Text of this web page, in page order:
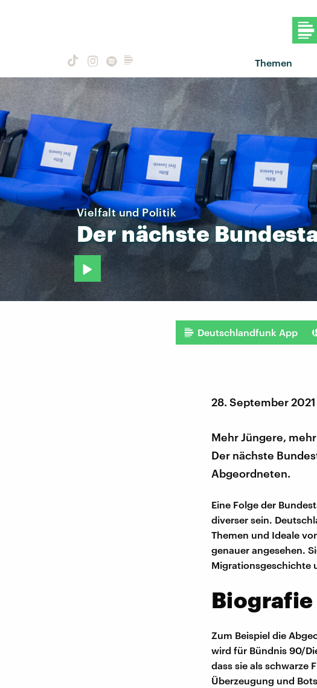
Themen
Vielfalt und Politik
Dernächste
Deutschlandfunk App
28. September 2021
Mehr Jüngere,
Der nächste
Abgeordneten.
Eine Folge der
diverser sein.
Themen und Ideale
genauer angesehen.
Migrationsgeschichte
Biografie
Zum Beispiel die
wird für Bündnis 90/
dass sie als schwarze
Überzeugung und